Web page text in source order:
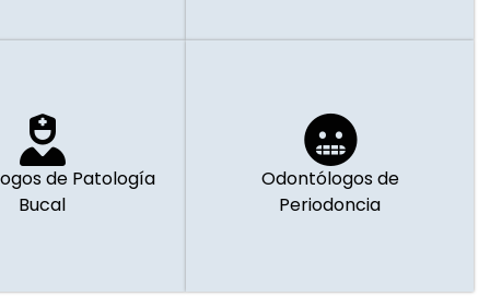
de Patología
Bucal
Odontólogos de
Periodoncia